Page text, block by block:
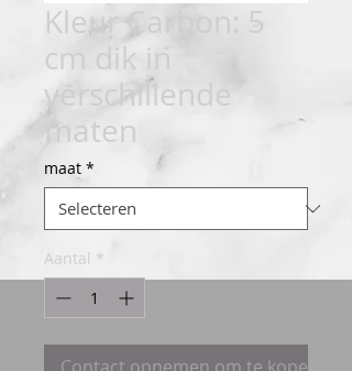
Kleur Carbon: 5
cm dik in
verschillende
maten
maat *
Aantal *